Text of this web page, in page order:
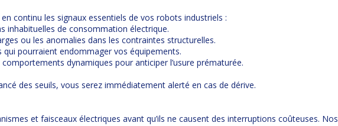
continu les signaux essentiels de vos robots industriels :
inhabituelles de consommation électrique.
ou les anomalies dans les contraintes structurelles.
qui pourraient endommager vos équipements.
dynamiques pour anticiper l’usure prématurée.
des seuils, vous serez immédiatement alerté en cas de dérive.
et faisceaux électriques avant qu’ils ne causent des interruptions coûteuses. Nos